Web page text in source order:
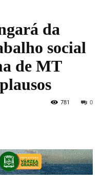
da
social
de MT
0
781